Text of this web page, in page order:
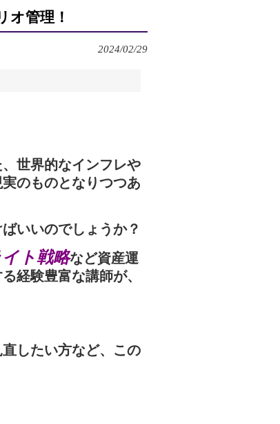
オ管理！
2024/02/29
世界的なインフレや
のものとなりつつあ
いいのでしょうか？
ト戦略など資産運
経験豊富な講師が、
したい方など、この